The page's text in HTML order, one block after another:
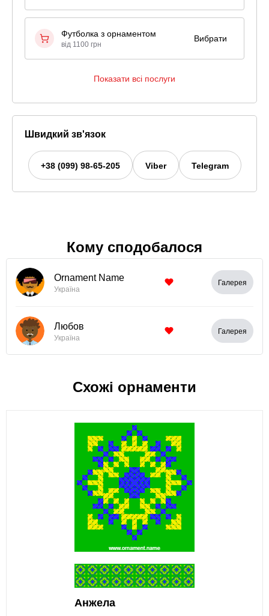
Футболка з орнаментом
від 1100 грн
Вибрати
Показати всі послуги
Швидкий зв'язок
+38 (099) 98-65-205 Viber Telegram
Кому сподобалося
Ornament Name
Україна
Галерея
Любов
Україна
Галерея
Схожі орнаменти
Анжела